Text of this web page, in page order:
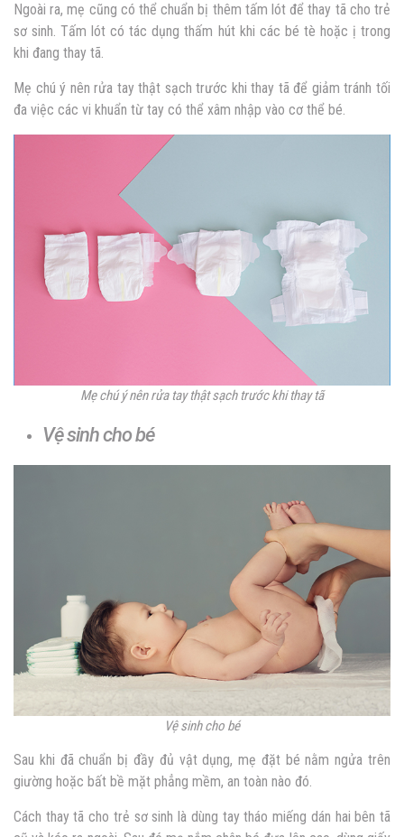
Ngoài ra, mẹ cũng có thể chuẩn bị thêm tấm lót để thay tã cho trẻ
sơ sinh. Tấm lót có tác dụng thấm hút khi các bé tè hoặc ị trong
khi đang thay tã.
Mẹ chú ý nên rửa tay thật sạch trước khi thay tã để giảm tránh tối
đa việc các vi khuẩn từ tay có thể xâm nhập vào cơ thể bé.
Mẹ chú ý nên rửa tay thật sạch trước khi thay tã
Vệ sinh cho bé
Vệ sinh cho bé
Sau khi đã chuẩn bị đầy đủ vật dụng, mẹ đặt bé nằm ngửa trên
giường hoặc bất bề mặt phẳng mềm, an toàn nào đó.
Cách thay tã cho trẻ sơ sinh là dùng tay tháo miếng dán hai bên tã